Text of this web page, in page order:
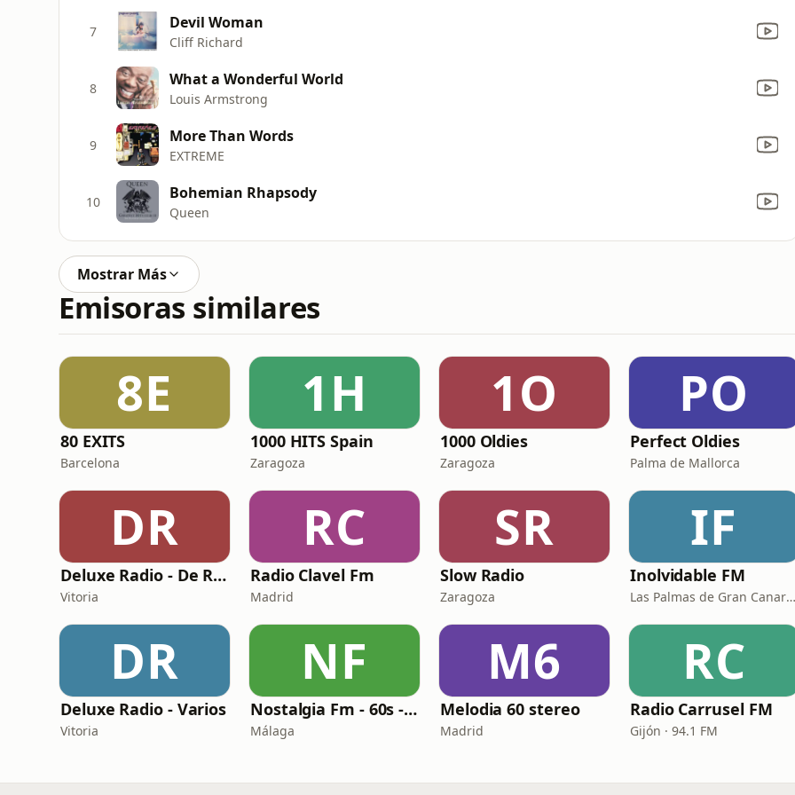
7 Devil Woman
Cliff Richard
8 What a Wonderful World
Louis Armstrong
9 More Than Words
EXTREME
10 Bohemian Rhapsody
Queen
Mostrar Más
Emisoras similares
8E
80 EXITS
Barcelona
1H
1000 HITS Spain
Zaragoza
1O
1000 Oldies
Zaragoza
PO
Perfect Oldies
Palma de Mallorca
DR
Deluxe Radio - De Rumbas
Vitoria
RC
Radio Clavel Fm
Madrid
SR
Slow Radio
Zaragoza
IF
Inolvidable FM
Las Palmas de Gran Canaria · 95.8 FM
DR
Deluxe Radio - Varios
Vitoria
NF
Nostalgia Fm - 60s - 70s
Málaga
M6
Melodia 60 stereo
Madrid
RC
Radio Carrusel FM
Gijón · 94.1 FM